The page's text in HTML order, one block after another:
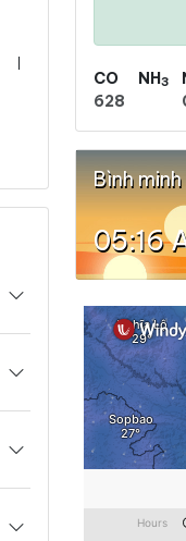
Mưa phùn nhẹ
CO
628
NH3
Bình
05:16